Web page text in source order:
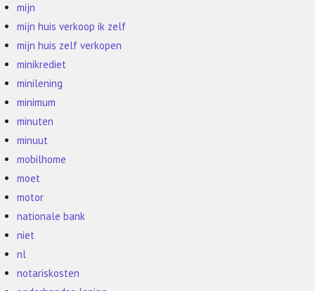
mijn
mijn huis verkoop ik zelf
mijn huis zelf verkopen
minikrediet
minilening
minimum
minuten
minuut
mobilhome
moet
motor
nationale bank
niet
nl
notariskosten